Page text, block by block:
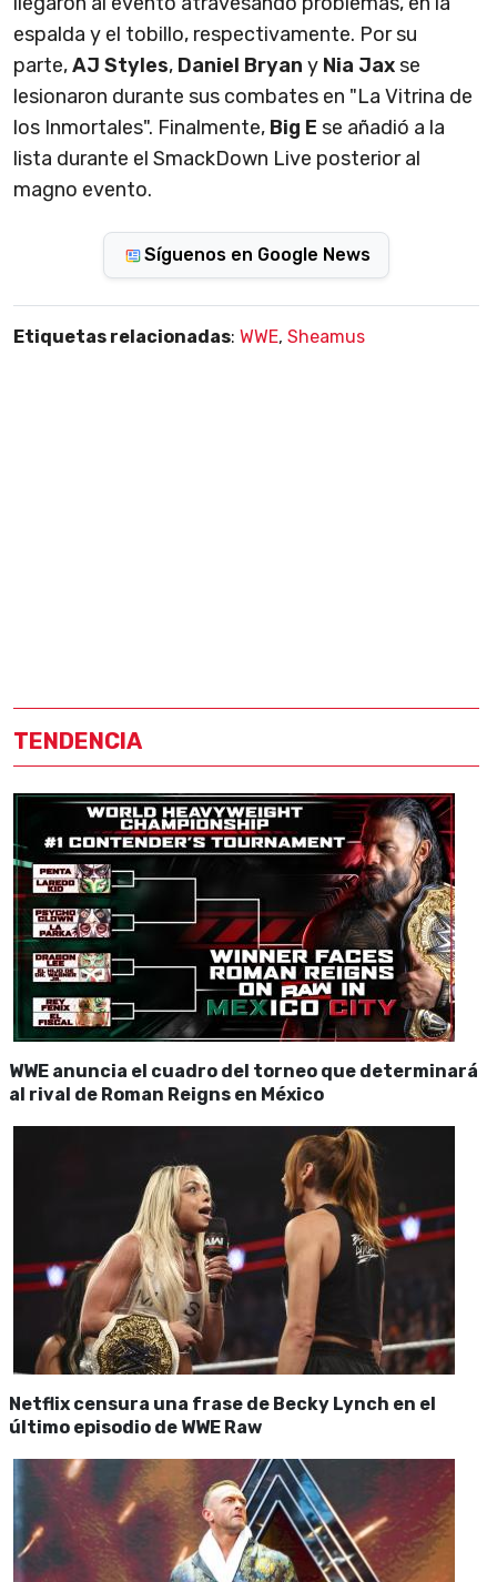
espalda y el tobillo, respectivamente. Por su
parte,AJ Styles, Daniel Bryan y Nia Jaxse
lesionaron durante sus combates en "La Vitrina de
los Inmortales". Finalmente, Big E se añadió a la
lista durante el SmackDown Live posterior al
magno evento.
Síguenos en Google News
Etiquetas relacionadas: WWE, Sheamus
TENDENCIA
WWE anuncia el cuadro del torneo que determinará
al rival de Roman Reigns en México
Netflix censura una frase de Becky Lynch en el
último episodio de WWE Raw